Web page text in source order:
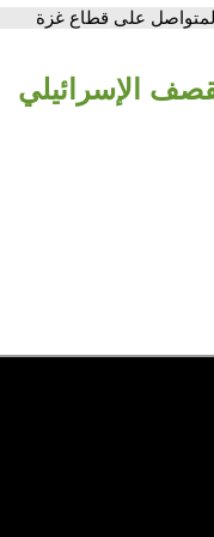
على قطاع غزة
الإسرائيلي